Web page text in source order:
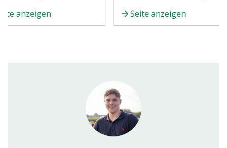
mit praktischen
anzeigen
Gesamtleistung Ihrer Schweine
verbessern. Magen und Darm
Seite anzeigen